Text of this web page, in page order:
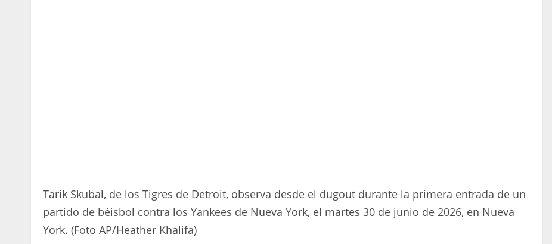
Tarik Skubal, de los Tigres de Detroit, observa desde el dugout durante la primera entrada de un
partido de béisbol contra los Yankees de Nueva York, el martes 30 de junio de 2026, en Nueva
York. (Foto AP/Heather Khalifa)